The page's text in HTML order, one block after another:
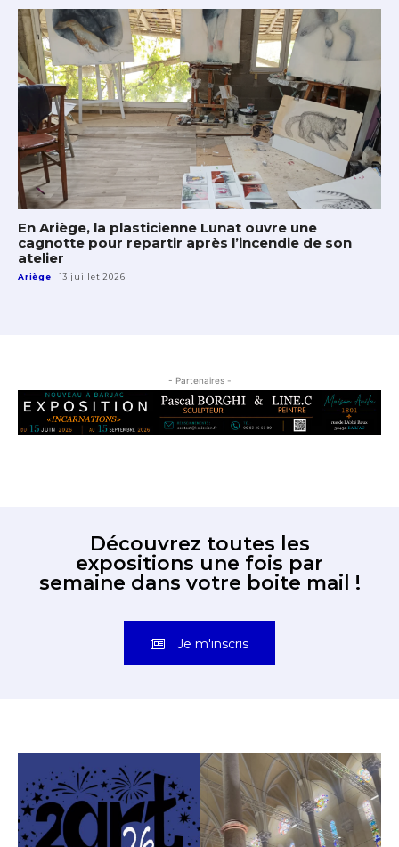
En Ariège, la plasticienne Lunat ouvre une
cagnotte pour repartir après l’incendie de son
atelier
Ariège 13 juillet 2026
- Partenaires -
Découvrez toutes les
expositions une fois par
semaine dans votre boite mail !
Je m'inscris